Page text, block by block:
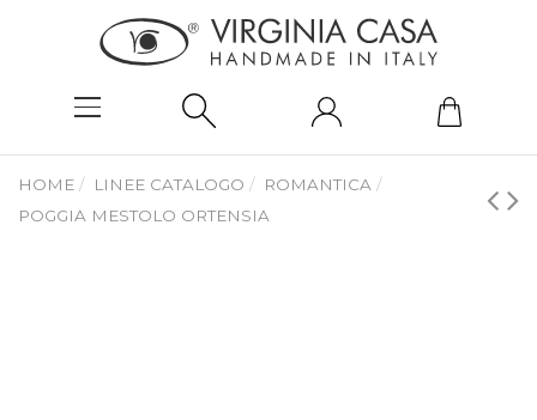
HOME LINEE CATALOGO
ROMANTICA
POGGIA MESTOLO ORTENSIA